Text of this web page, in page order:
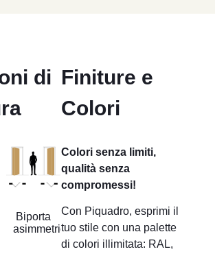
di
Biporta
asimmetrica
Finiture e
Colori
Colori senza limiti,
qualità senza
compromessi!
Con Piquadro, esprimi il
tuo stile con una palette
di colori illimitata: RAL,